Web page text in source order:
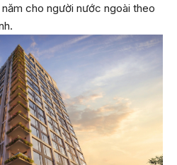
cho người nước ngoài theo